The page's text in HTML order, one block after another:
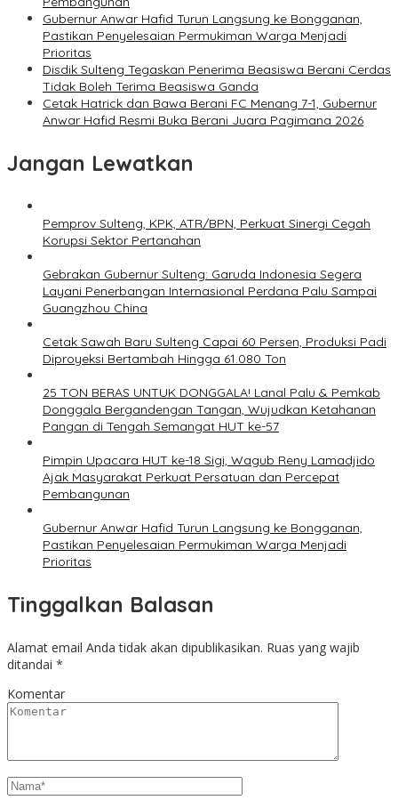
Gubernur Anwar Hafid Turun Langsung ke Bongganan,
Pastikan Penyelesaian Permukiman Warga Menjadi
Prioritas
Disdik Sulteng Tegaskan Penerima Beasiswa Berani Cerdas
Tidak Boleh Terima Beasiswa Ganda
Cetak Hatrick dan Bawa Berani FC Menang 7-1, Gubernur
Anwar Hafid Resmi Buka Berani Juara Pagimana 2026
Jangan Lewatkan
Pemprov Sulteng, KPK, ATR/BPN, Perkuat Sinergi Cegah
Korupsi Sektor Pertanahan
Gebrakan Gubernur Sulteng: Garuda Indonesia Segera
Layani Penerbangan Internasional Perdana Palu Sampai
Guangzhou China
Cetak Sawah Baru Sulteng Capai 60 Persen, Produksi Padi
Diproyeksi Bertambah Hingga 61.080 Ton
25 TON BERAS UNTUK DONGGALA! Lanal Palu & Pemkab
Donggala Bergandengan Tangan, Wujudkan Ketahanan
Pangan di Tengah Semangat HUT ke-57
Pimpin Upacara HUT ke-18 Sigi, Wagub Reny Lamadjido
Ajak Masyarakat Perkuat Persatuan dan Percepat
Pembangunan
Gubernur Anwar Hafid Turun Langsung ke Bongganan,
Pastikan Penyelesaian Permukiman Warga Menjadi
Prioritas
Tinggalkan Balasan
Alamat email Anda tidak akan dipublikasikan. Ruas yang wajib
ditandai *
Komentar